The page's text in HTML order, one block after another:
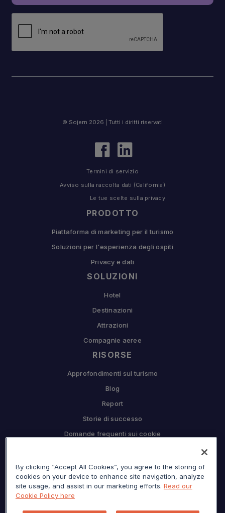
PRODOTTO
Piattaforma di marketing per il turismo
Soluzioni per l'esperienza degli ospiti
Privacy e dati
SOLUZIONI
Hotel
Destinazioni
Attrazioni
Compagnie aeree
RISORSE
Approfondimenti sul turismo
Blog
Report
Storie di successo
Domande frequenti sui cookie
Perché Sojern
© Sojern 2026 | Tutti i diritti riservati
Termini di servizio
Avviso sulla raccolta dati (California)
Le tue scelte sulla privacy
By clicking “Accept All Cookies”, you agree to the storing of
cookies on your device to enhance site navigation, analyze
site usage, and assist in our marketing efforts. Read our
Cookie Policy here